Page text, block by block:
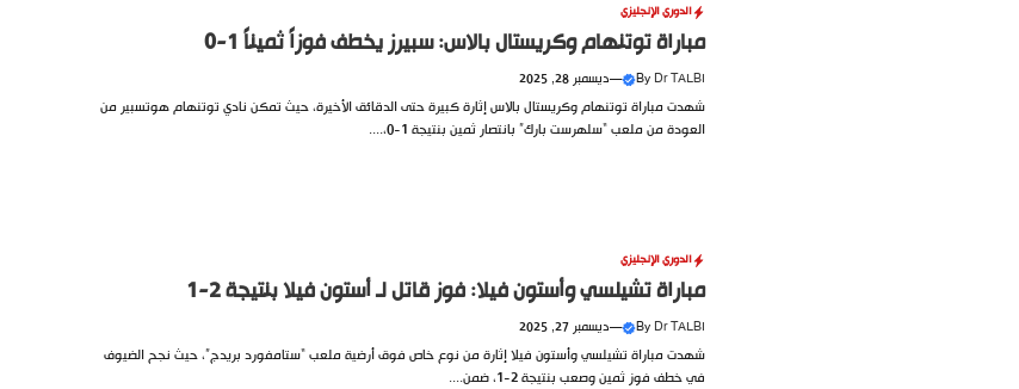
الدوري الإنجليزي
مباراة توتنهام وكريستال بالاس: سبيرز يخطف فوزاً ثميناً 1-0
By Dr TALBI
—ديسمبر 28, 2025
شهدت مباراة توتنهام وكريستال بالاس إثارة كبيرة حتى الدقائق الأخيرة، حيث تمكن نادي توتنهام هوتسبير من
العودة من ملعب “سلهرست بارك” بانتصار ثمين بنتيجة 1-0،....
الدوري الإنجليزي
مباراة تشيلسي وأستون فيلا: فوز قاتل لـ أستون فيلا بنتيجة 2-1
By Dr TALBI
—ديسمبر 27, 2025
شهدت مباراة تشيلسي وأستون فيلا إثارة من نوع خاص فوق أرضية ملعب “ستامفورد بريدج”، حيث نجح الضيوف
في خطف فوز ثمين وصعب بنتيجة 2-1، ضمن....